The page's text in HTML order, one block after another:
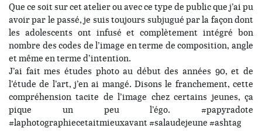
Que ce soit sur cet atelier ou avec ce type de public que j’ai pu
avoir par le passé, je suis toujours subjugué par la façon dont
les adolescents ont infusé et complètement intégré bon
nombre des codes de l’image en terme de composition, angle
et même en terme d’intention.
J’ai fait mes études photo au début des années 90, et de
l’étude de l’art, j’en ai mangé. Disons le franchement, cette
compréhension tacite de l’image chez certains jeunes, ça
pique un peu l’égo. #papyradote
#laphotographiecetaitmieuxavant #salaudejeune #ashtag